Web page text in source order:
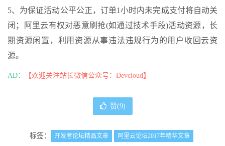
5、为保证活动公平公正，订单1小时内未完成支付将自动关
闭；阿里云有权对恶意刷抢(如通过技术手段)活动资源，长
期资源闲置，利用资源从事违法违规行为的用户收回云资
源。
AD： 【欢迎关注站长微信公众号：Devcloud】
赞(9)
标签： 开发者论坛精品文章 阿里云论坛2017年精华文章